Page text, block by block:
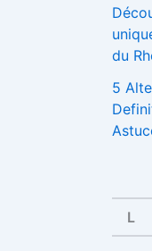
du
5
L